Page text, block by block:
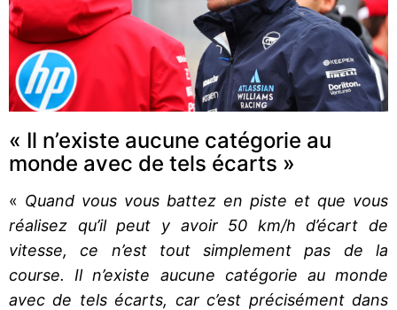
« Il n’existe aucune catégorie au
monde avec de tels écarts »
« Quand vous vous battez en piste et que vous
réalisez qu’il peut y avoir 50 km/h d’écart de
vitesse, ce n’est tout simplement pas de la
course. Il n’existe aucune catégorie au monde
avec de tels écarts, car c’est précisément dans